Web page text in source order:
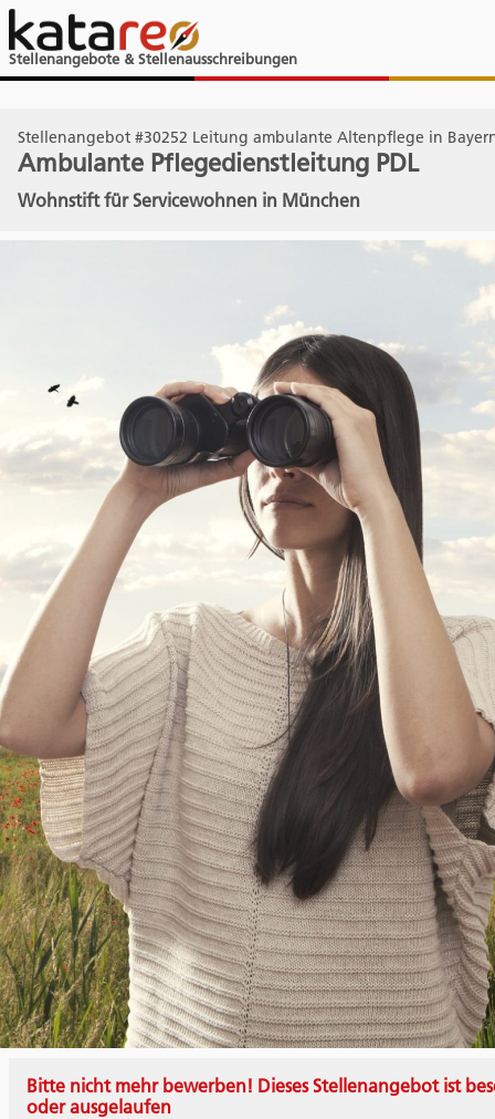
Stellenangebote & Stellenausschreibungen
Stellenangebot #30252 Leitung ambulante Altenpflege in
Ambulante Pflegedienstleitung PDL
Wohnstift für Servicewohnen in München
Bitte nicht mehr bewerben! Dieses Stellenangebot ist
oder ausgelaufen